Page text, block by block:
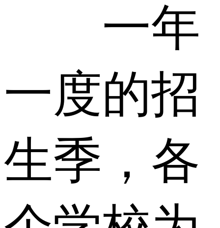
一年
一度的招
生季，各